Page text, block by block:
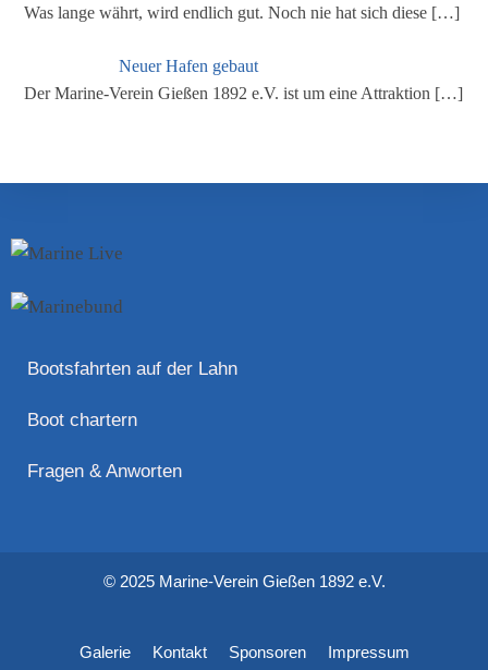
Was lange währt, wird endlich gut. Noch nie hat sich diese […]
Neuer Hafen gebaut
Der Marine-Verein Gießen 1892 e.V. ist um eine Attraktion […]
Bootsfahrten auf der Lahn
Boot chartern
Fragen & Anworten
© 2025 Marine-Verein Gießen 1892 e.V.
Galerie Kontakt Sponsoren Impressum